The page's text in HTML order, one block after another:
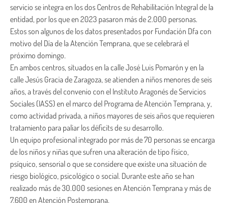
servicio se integra en los dos Centros de Rehabilitación Integral de la
entidad, por los que en 2023 pasaron más de 2.000 personas.
Estos son algunos de los datos presentados por Fundación Dfa con
motivo del Día de la Atención Temprana, que se celebrará el
próximo domingo.
En ambos centros, situados en la calle José Luis Pomarón y en la
calle Jesús Gracia de Zaragoza, se atienden a niños menores de seis
años, a través del convenio con el Instituto Aragonés de Servicios
Sociales (IASS) en el marco del Programa de Atención Temprana, y,
como actividad privada, a niños mayores de seis años que requieren
tratamiento para paliar los déficits de su desarrollo.
Un equipo profesional integrado por más de 70 personas se encarga
de los niños y niñas que sufren una alteración de tipo físico,
psíquico, sensorial o que se considere que existe una situación de
riesgo biológico, psicológico o social. Durante este año se han
realizado más de 30.000 sesiones en Atención Temprana y más de
7.600 en Atención Postemprana.